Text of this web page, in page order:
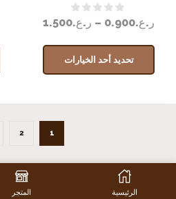
ر.ع.0.900
– ر.ع.1.500
تحديد أحد الخيارات
1
2
الرئيسية المتجر